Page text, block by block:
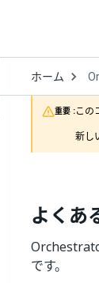
ホーム
to
重要 :この
新し
よくあ
です。